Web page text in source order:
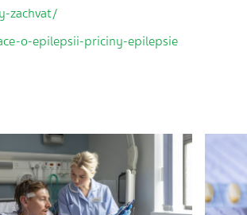
zachvat/
o-epilepsii-priciny-epilepsie